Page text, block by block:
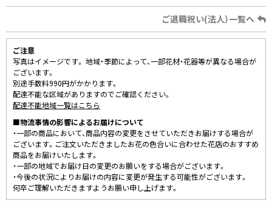
ご退職祝い(法人）一覧へ
ご注意
写真はイメージです。 地域・季節によって、一部花材・花器等が異なる場合が
ございます。
別途手数料990円がかかります。
配達不能な区域がありますのでご確認ください。
配達不能地域一覧はこちら
■物流事情の影響によるお届けについて
・一部の商品において、商品内容の変更をさせていただきお届けする場合が
ございます。ご注文いただきましたお花の色合いに合わせた花店のおすすめ
商品をお届けいたします。
・一部の地域でお届け日の変更のお願いをする場合がございます。
・今後の状況によりお届けの内容に変更が発生する可能性がございます。
何卒ご理解いただきますようお願い申し上げます。